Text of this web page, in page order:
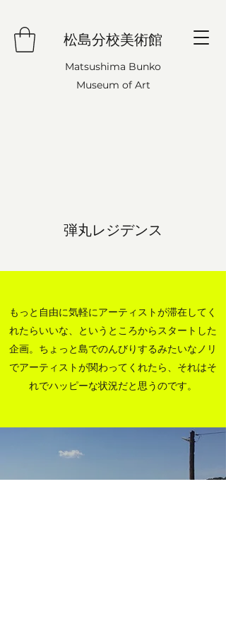
松島分校美術館
Matsushima Bunko
Museum of Art
弾丸レジデンス
もっと自由に気軽にアーティストが滞在してく
れたらいいな、というところからスタートした
企画。ちょっと島でのんびりするみたいなノリ
でアーティストが関わってくれたら、それはそ
れでハッピーな状況だと思うのです。